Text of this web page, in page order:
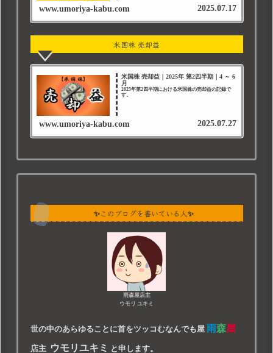
www.umoriya-kabu.com 2025.07.17
米国株 売却益
米国株 売却益｜2025年 第2四半期｜4 ～ 6
月
2025年第2四半期における米国株の売却益の記録で
す。
www.umoriya-kabu.com 2025.07.27
✨このブログを書いている人✨
雨森屋店主
ウモリ ユキミ
世の中のあらゆることに首をツッコむなんでも屋 雨森屋
店主 ウモリユキミ と申します。